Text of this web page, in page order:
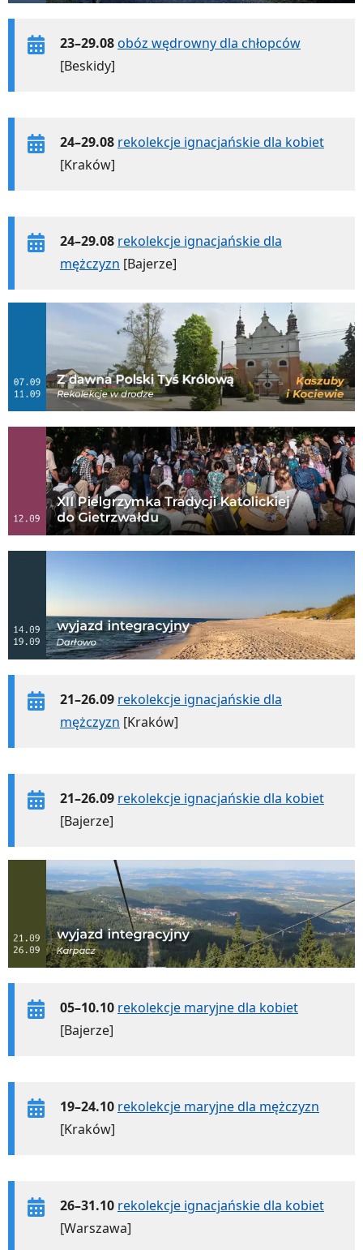
23–29.08obóz wędrowny dla chłopców
[Beskidy]
24–29.08 rekolekcje ignacjańskie dla kobiet
[Kraków]
24–29.08 rekolekcje ignacjańskie dla
mężczyzn [Bajerze]
21–26.09 rekolekcje ignacjańskie dla
mężczyzn [Kraków]
21–26.09 rekolekcje ignacjańskie dla kobiet
[Bajerze]
05–10.10 rekolekcje maryjne dla kobiet
[Bajerze]
19–24.10 rekolekcje maryjne dla mężczyzn
[Kraków]
26–31.10 rekolekcje ignacjańskie dla kobiet
[Warszawa]